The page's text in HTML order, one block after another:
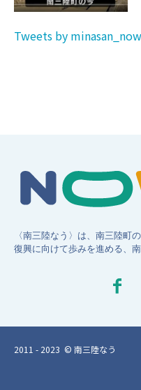
Tweets by minasan_now
〈南三陸なう〉は、南三陸町
復興に向けて歩みを進める、
2011 - 2023 © 南三陸なう